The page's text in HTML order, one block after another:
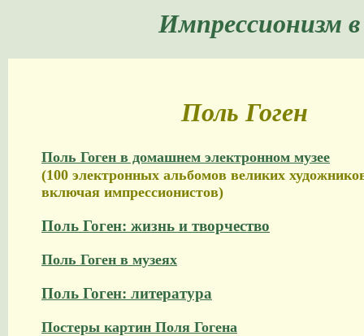
Импрессионизм
Поль Гоген
Поль Гоген в домашнем электронном музее
(100 электронных альбомов великих
включая импрессионистов)
Поль Гоген: жизнь и творчество
Поль Гоген в музеях
Поль Гоген: литература
Постеры картин Поля Гогена